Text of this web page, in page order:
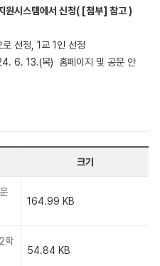
원시스템에서 신청( [첨부] 참고 )
선정, 1교 1인 선정
6. 13.(목) 홈페이지 및 공문 안
크기
164.99 KB
학
54.84 KB